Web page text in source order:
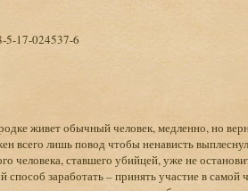
5-17-024537-6
живет обычный человек, медленно, но
всего лишь повод чтобы ненависть
человека, ставшего убийцей, уже не
способ заработать – принять участие в